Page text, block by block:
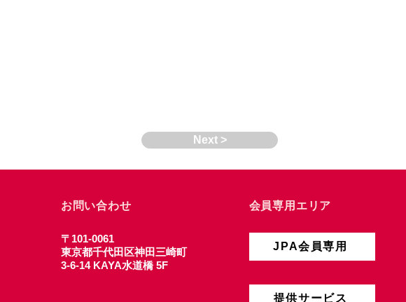
Next >
お問い合わせ
〒101-0061
東京都千代田区神田三崎町
3-6-14 KAYA水道橋 5F
会員専用エリア
JPA会員専用
提供サービス